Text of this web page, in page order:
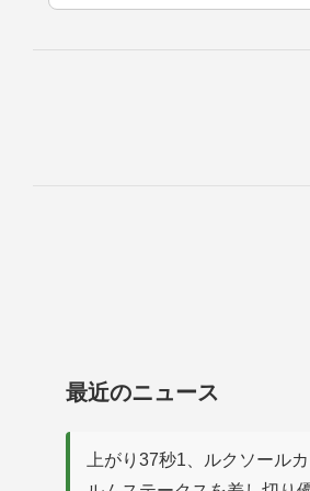
最近のニュース
上がり37秒1、ルクソール